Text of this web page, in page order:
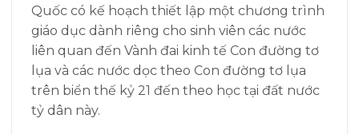
Quốc có kế hoạch thiết lập một chương trình
giáo dục dành riêng cho sinh viên các nước
liên quan đến Vành đai kinh tế Con đường tơ
lụa và các nước dọc theo Con đường tơ lụa
trên biển thế kỷ 21 đến theo học tại đất nước
tỷ dân này.